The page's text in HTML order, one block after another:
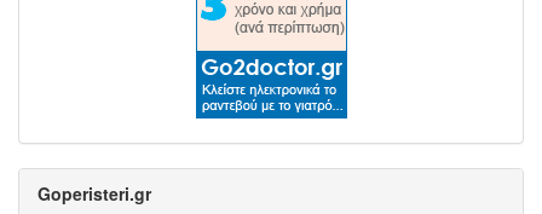
Goperisteri.gr